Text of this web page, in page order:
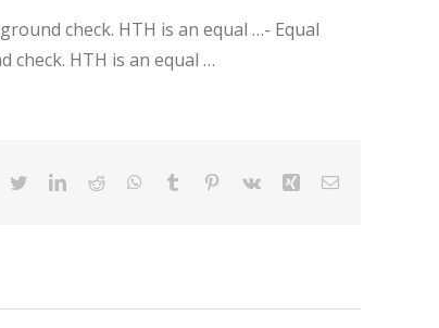
check. HTH is an equal …- Equal
check. HTH is an equal …
TwitterLinkedIn
Reddit WhatsApp
Tumblr Pinterest
Vk Xing Email